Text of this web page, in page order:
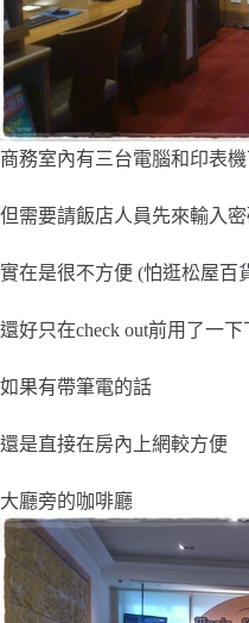
商務室內有三台電腦和印表機
但需要請飯店人員先來輸入
實在是很不方便 (怕逛松屋百
還好只在check out前用了一下
如果有帶筆電的話
還是直接在房內上網較方便
大廳旁的咖啡廳